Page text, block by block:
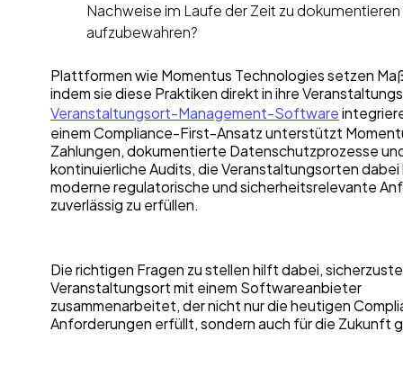
Nachweise im Laufe der Zeit zu dokumentieren
aufzubewahren?
Plattformen wie Momentus Technologies setzen
indem sie diese Praktiken direkt in ihre
Veranstaltungsort-Management-Software
einem Compliance-First-Ansatz unterstützt
Zahlungen, dokumentierte Datenschutzprozesse
kontinuierliche Audits, die Veranstaltungsorten
moderne regulatorische und sicherheitsrelevante
zuverlässig zu erfüllen.
Die richtigen Fragen zu stellen hilft dabei,
Veranstaltungsort mit einem Softwareanbieter
zusammenarbeitet, der nicht nur die heutigen
Anforderungen erfüllt, sondern auch für die Zukunft